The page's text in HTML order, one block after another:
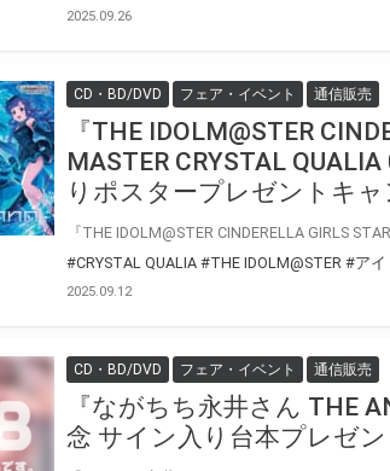
2025.09.26
CD・BD/DVD フェア・イベント 通信販売
『THE IDOLM@STER
MASTER CRYSTAL
りポスタープレゼントキャ
#CRYSTAL QUALIA #THE IDOLM@STER #アイ
2025.09.12
CD・BD/DVD フェア・イベント 通信販売
『ながちち永井さん THE
念 サイン入り台本プレゼ